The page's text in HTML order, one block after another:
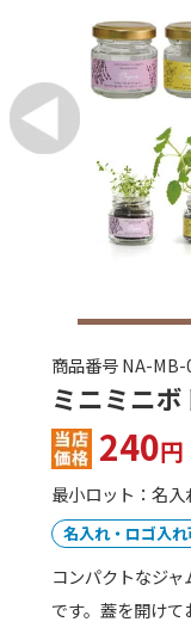
商品番号 KILA-
オリジナル
価格は
最小ロット：100
名入れ・ロゴ入れ
紙製の扇面の片
ラスト・文字な